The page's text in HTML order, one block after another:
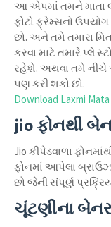
આ એપમાં તમને માતા
ફોટો ફ્રેમ્સનો
છો. અને તમે તમારા
કરવા માટે તમારે પ્લે
રહેશે. અથવા તમે નીચે
પણ કરી શકો છો.
Download Laxmi
jio ફોનથી
Jio કીપેડવાળા
ફોનમાં આપેલા
છો જેની સંપૂર્ણ
ચૂંટણીના બેનર